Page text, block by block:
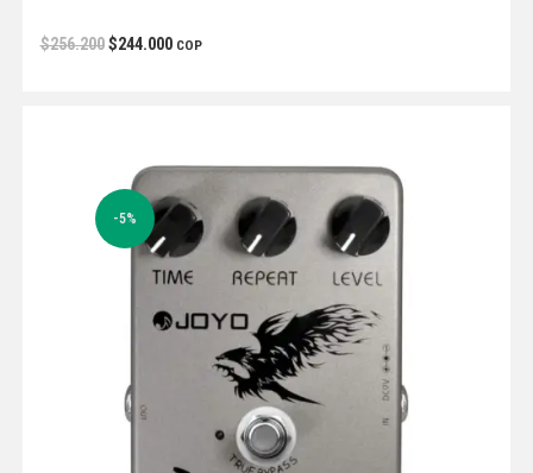
$256.200 $244.000 COP
-5%